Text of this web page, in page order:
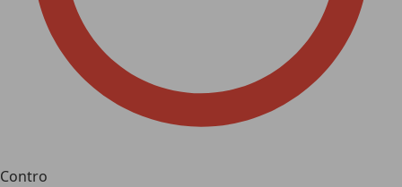
Contro